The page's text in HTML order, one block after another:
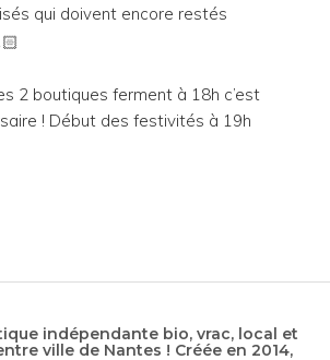
qui doivent encore restés
2 boutiques ferment à 18h c’est
! Début des festivités à 19h
indépendante bio, vrac, local et
ville de Nantes ! Créée en 2014,